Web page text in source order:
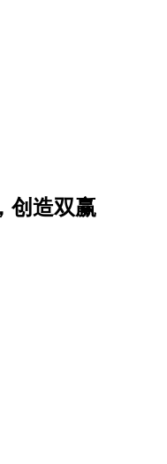
创造双赢